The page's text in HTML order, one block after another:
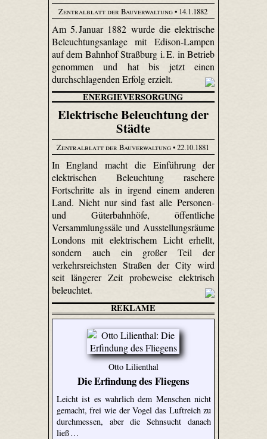
Zentralblatt der Bauverwaltung• 14.1.1882
Am 5. Januar 1882 wurde die elektrische
Beleuchtungsanlage mit Edison-Lampen
auf dem Bahnhof Straßburg i. E. in Betrieb
genommen und hat bis jetzt einen
durchschlagenden Erfolg erzielt.
ENERGIEVERSORGUNG
Elektrische Beleuchtung der
Städte
Zentralblatt der Bauverwaltung• 22.10.1881
In England macht die Einführung der
elektrischen Beleuchtung raschere
Fortschritte als in irgend einem anderen
Land. Nicht nur sind fast alle Personen-
und Güterbahnhöfe, öffentliche
Versammlungssäle und Ausstellungsräume
Londons mit elektrischem Licht erhellt,
sondern auch ein großer Teil der
verkehrsreichsten Straßen der City wird
seit längerer Zeit probeweise elektrisch
beleuchtet.
REKLAME
Otto Lilienthal
Die Erfindung des Fliegens
Leicht ist es wahrlich dem Menschen nicht
gemacht, frei wie der Vogel das Luftreich zu
durchmessen, aber die Sehnsucht danach
ließ …